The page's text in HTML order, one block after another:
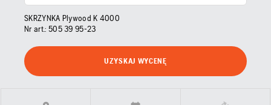
SKRZYNKA Plywood K 4000
Nr art.: 505 39 95‑23
UZYSKAJ WYCENĘ